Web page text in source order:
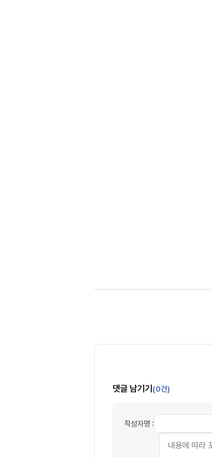
댓글 남기기 (0건)
작성자명 :